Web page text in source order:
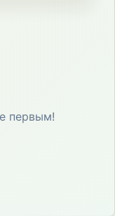
первым!